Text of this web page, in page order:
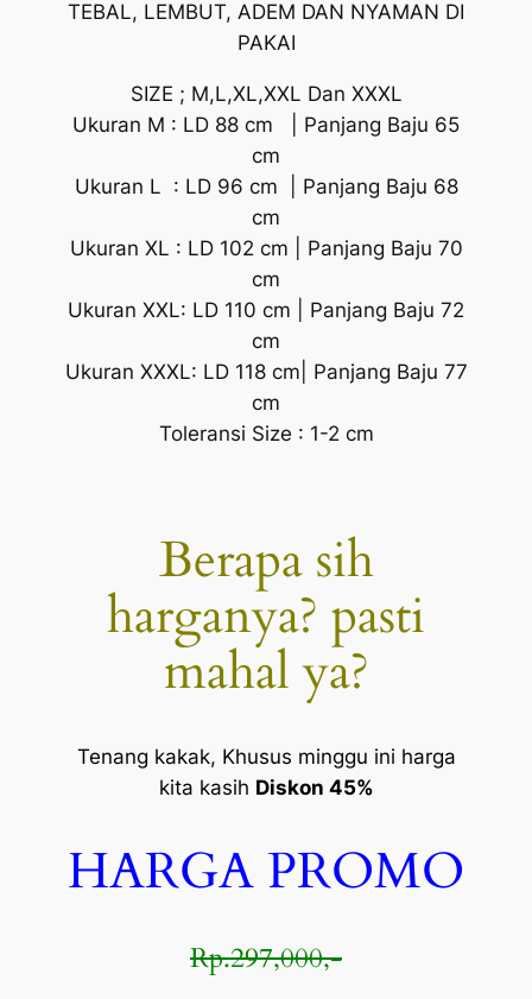
TEBAL, LEMBUT, ADEM DAN NYAMAN DI
PAKAI
SIZE ; M,L,XL,XXL Dan XXXL
Ukuran M : LD 88 cm | Panjang Baju 65
cm
Ukuran L : LD 96 cm | Panjang Baju 68
cm
Ukuran XL : LD 102 cm | Panjang Baju 70
cm
Ukuran XXL: LD 110 cm | Panjang Baju 72
cm
Ukuran XXXL: LD 118 cm| Panjang Baju 77
cm
Toleransi Size : 1-2 cm
Berapa sih
harganya? pasti
mahal ya?
Tenang kakak, Khusus minggu ini harga
kita kasih Diskon 45%
HARGA PROMO
Rp.297,000,-